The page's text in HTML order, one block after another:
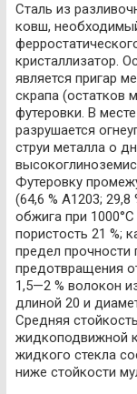
Сталь из
ковш,
кристаллизатор.
является пригар
скрапа (остатков
футеровки. В
разрушается
струи металла о
Футеровку
(64,6 % А1203; 29,8
обжига при
пористость 21 %;
предел
предотвращения
1,5—2 % волокон
длиной 20 и
Средняя
жидкоподвижной
жидкого стекла
ниже стойкости